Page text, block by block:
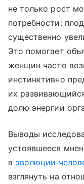
не только рост
потребности:
существенно
Это помогает
женщин часто
инстинктивно
их
долю энергии
Выводы
устоявшееся
в эволюции
взглянуть на